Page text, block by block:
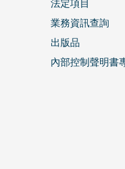
法定項目
業務資訊查詢
出版品
內部控制聲明書